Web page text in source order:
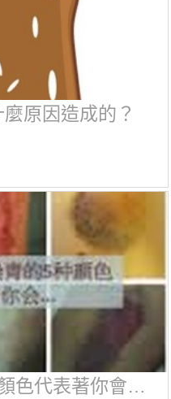
原因造成的？
色代表著你會…